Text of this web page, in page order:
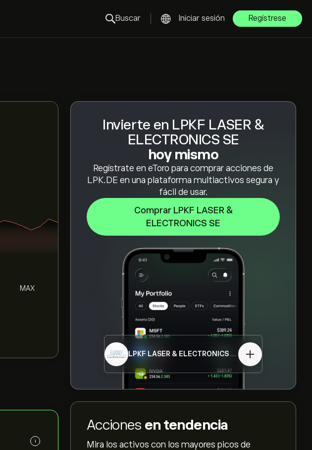
Buscar Iniciar sesión Regístrese
Invierte en LPKF LASER &
ELECTRONICS SE
hoy mismo
Regístrate en eToro para comprar acciones de
LPK.DE en una plataforma multiactivos segura y
fácil de usar.
Comprar LPKF LASER &
ELECTRONICS SE
LPKF LASER & ELECTRONICS SE LPK.DE
Acciones en tendencia
Mira los activos con los mayores picos de
MAX
i